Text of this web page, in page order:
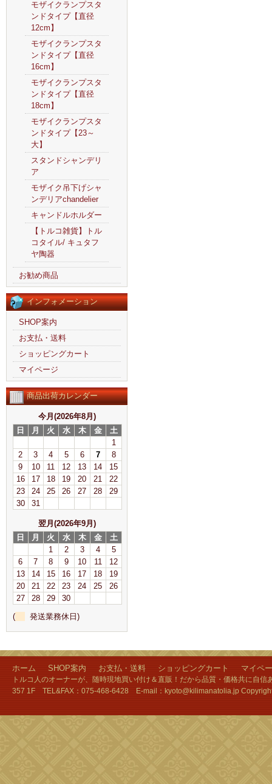
モザイクランプスタ
ンドタイプ【直径
12cm】
モザイクランプスタ
ンドタイプ【直径
16cm】
モザイクランプスタ
ンドタイプ【直径
18cm】
モザイクランプスタ
ンドタイプ【23～
大】
スタンドシャンデリ
ア
モザイク吊下げシャ
ンデリアchandelier
キャンドルホルダー
【トルコ雑貨】トル
コタイル/ キュタフ
ヤ陶器
お勧め商品
インフォメーション
SHOP案内
お支払・送料
ショッピングカート
マイページ
商品出荷カレンダー
今月(2026年8月)
日
月 火 水 木 金
土
1
2
3 4 5 6 7
8
9
10 11 12 13 14
15
16
17 18 19 20 21
22
23
24 25 26 27 28
29
30
31
翌月(2026年9月)
日
月 火 水 木 金
土
1
2 3 4
5
6
7 8 9 10 11
12
13
14 15 16 17 18
19
20
21 22 23 24 25
26
27
28 29
30
(
発送業務休日)
ホーム SHOP案内 お支払・送料 ショッピングカート マイペ
トルコ人のオーナーが、随時現地買い付け＆直販！だから品質・価格共に自
357 1F TEL&FAX：075-468-6428 E-mail：kyoto@kilimanatolia.jp